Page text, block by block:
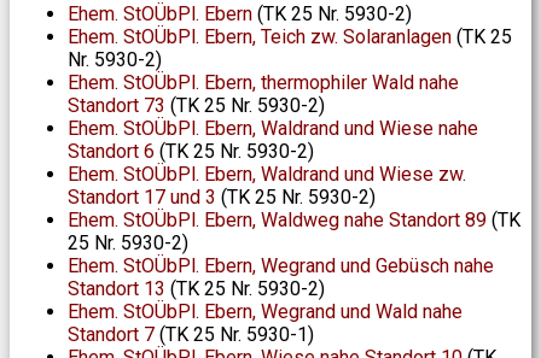
Ehem. StOÜbPl. Ebern (TK 25 Nr. 5930-2)
Ehem. StOÜbPl. Ebern, Teich zw. Solaranlagen (TK 25
Nr. 5930-2)
Ehem. StOÜbPl. Ebern, thermophiler Wald nahe
Standort 73 (TK 25 Nr. 5930-2)
Ehem. StOÜbPl. Ebern, Waldrand und Wiese nahe
Standort 6 (TK 25 Nr. 5930-2)
Ehem. StOÜbPl. Ebern, Waldrand und Wiese zw.
Standort 17 und 3 (TK 25 Nr. 5930-2)
Ehem. StOÜbPl. Ebern, Waldweg nahe Standort 89 (TK
25 Nr. 5930-2)
Ehem. StOÜbPl. Ebern, Wegrand und Gebüsch nahe
Standort 13 (TK 25 Nr. 5930-2)
Ehem. StOÜbPl. Ebern, Wegrand und Wald nahe
Standort 7 (TK 25 Nr. 5930-1)